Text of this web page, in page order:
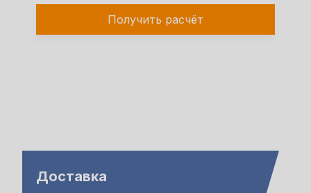
Получить расчёт
Доставка